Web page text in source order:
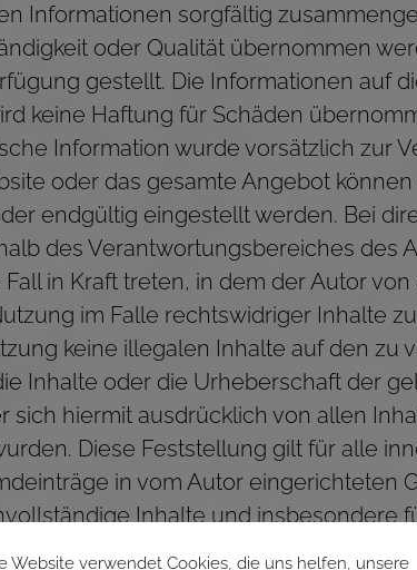
Informationen sorgfältig
oder Qualität übernommen
gestellt. Die Informationen auf
keine Haftung für Schäden
Information wurde vorsätzlich zur
oder das gesamte Angebot
endgültig eingestellt werden. Bei
des Verantwortungsbereiches des
in Kraft treten, in dem der Autor
im Falle rechtswidriger Inhalte
keine illegalen Inhalte auf den zu
Inhalte oder die Urheberschaft der
sich hiermit ausdrücklich von allen
Diese Feststellung gilt für alle
in vom Autor eingerichteten
Inhalte und insbesondere
entstehen, haftet allein der
Website verwendet Cookies, die uns helfen, unsere